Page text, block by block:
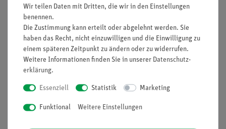
Unternehmen
Projekte und Lösungen
Presse
Stellenangebote
Kontakt
Übersicht Service
Beratung & Showroom
Inventarisierungs- &
Inbetriebnahme & Schulungen
Wir teilen Daten mit Dritten, die wir in den Einstellungen
benennen.
Die Zustimmung kann erteilt oder abgelehnt werden. Sie
haben das Recht, nicht einzuwilligen und die Einwilligung zu
einem späteren Zeitpunkt zu ändern oder zu widerrufen.
Weitere Informationen finden Sie in unserer Daten­schutz­
erklärung.
Essenziell Statistik Marketing
Funktional Weitere Einstellungen